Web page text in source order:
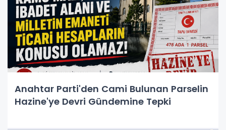
Anahtar Parti'den Cami Bulunan Parselin
Hazine'ye Devri Gündemine Tepki